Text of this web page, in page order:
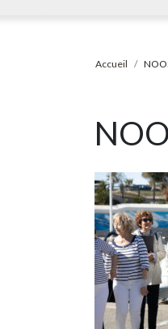
Accueil